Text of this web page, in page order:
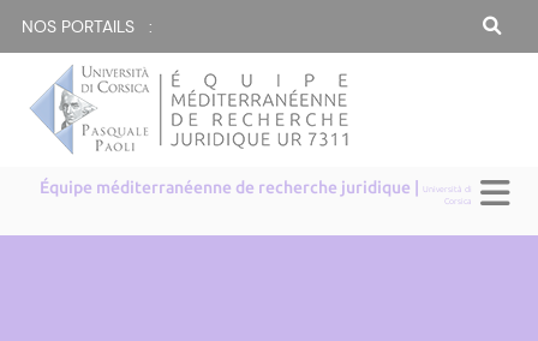
NOS PORTAILS :
Équipe méditerranéenne de recherche juridique |Università di
Corsica